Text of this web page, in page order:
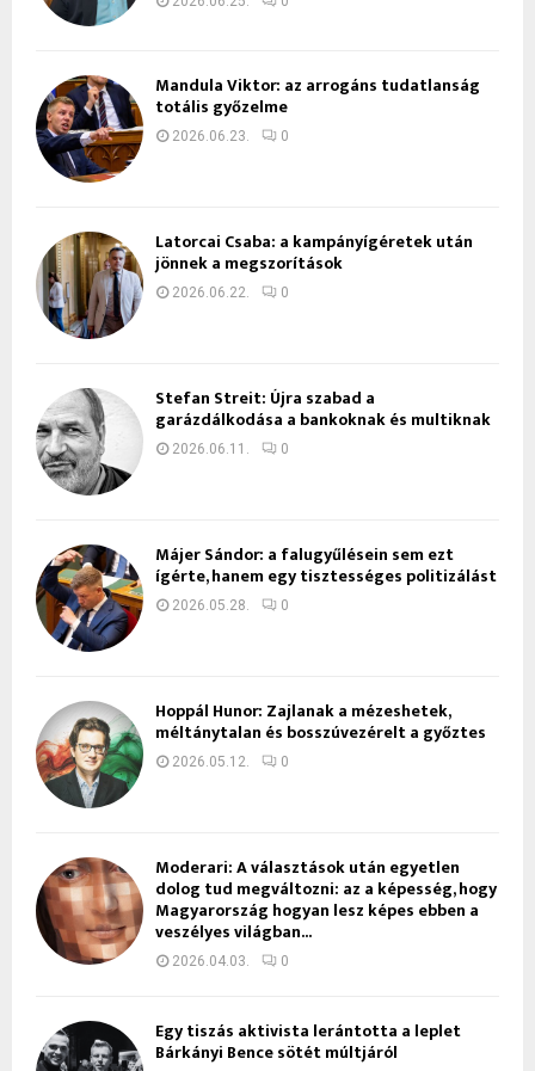
Mandula Viktor: az arrogáns tudatlanság
totális győzelme
2026.06.23. 0
Latorcai Csaba: a kampányígéretek után
jönnek a megszorítások
2026.06.22. 0
Stefan Streit: Újra szabad a
garázdálkodása a bankoknak és multiknak
2026.06.11. 0
Májer Sándor: a falugyűlésein sem ezt
ígérte, hanem egy tisztességes politizálást
2026.05.28. 0
Hoppál Hunor: Zajlanak a mézeshetek,
méltánytalan és bosszúvezérelt a győztes
2026.05.12. 0
Moderari: A választások után egyetlen
dolog tud megváltozni: az a képesség, hogy
Magyarország hogyan lesz képes ebben a
veszélyes világban...
2026.04.03. 0
Egy tiszás aktivista lerántotta a leplet
Bárkányi Bence sötét múltjáról